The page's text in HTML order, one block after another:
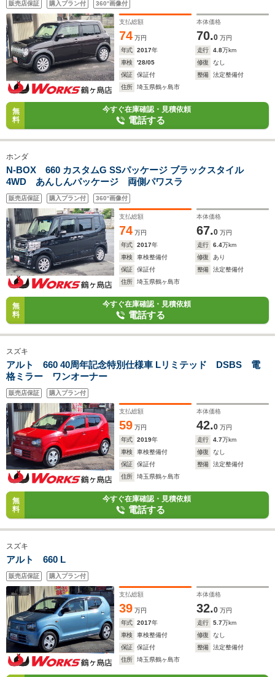
販売店保証 購入プラン付 360°画像付
支払総額
74 万円
本体価格
70.0 万円
年式
2017年 走行 4.8万km
車検
'28/05 修復
なし
保証
保証付 整備
法定整備付
住所
埼玉県鶴ヶ島市
無
料
今すぐ在庫確認・見積依頼
電話する
ホンダ
N-BOX 660 カスタムG SSパッケージ ブラックスタイル
4WD あんしんパッケージ 両側パワスラ
販売店保証 購入プラン付 360°画像付
支払総額
74 万円
本体価格
67.0 万円
年式
2017年 走行 6.4万km
車検
車検整備付 修復
あり
保証
保証付 整備
法定整備付
住所
埼玉県鶴ヶ島市
無
料
今すぐ在庫確認・見積依頼
電話する
スズキ
アルト 660 40周年記念特別仕様車 Lリミテッド DSBS 電
格ミラー ワンオーナー
販売店保証 購入プラン付
支払総額
59 万円
本体価格
42.0 万円
年式
2019年 走行 4.7万km
車検
車検整備付 修復
なし
保証
保証付 整備
法定整備付
住所
埼玉県鶴ヶ島市
無
料
今すぐ在庫確認・見積依頼
電話する
スズキ
アルト 660 L
販売店保証 購入プラン付
支払総額
39 万円
本体価格
32.0 万円
年式
2017年 走行 5.7万km
車検
車検整備付 修復
なし
保証
保証付 整備
法定整備付
住所
埼玉県鶴ヶ島市